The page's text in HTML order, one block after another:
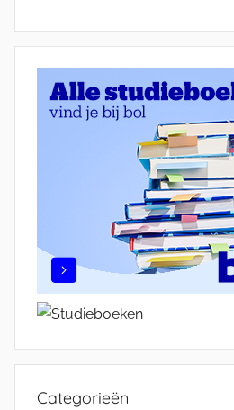
Categorieën